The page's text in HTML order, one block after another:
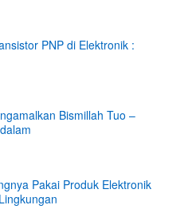
PNP di Elektronik :
Bismillah Tuo –
Pakai Produk Elektronik